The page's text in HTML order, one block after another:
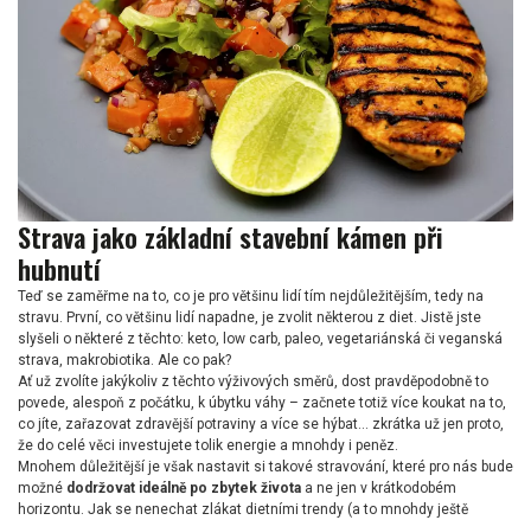
Strava jako základní stavební kámen při
hubnutí
Teď se zaměřme na to, co je pro většinu lidí tím nejdůležitějším, tedy na
stravu. První, co většinu lidí napadne, je zvolit některou z diet. Jistě jste
slyšeli o některé z těchto: keto, low carb, paleo, vegetariánská či veganská
strava, makrobiotika. Ale co pak?
Ať už zvolíte jakýkoliv z těchto výživových směrů, dost pravděpodobně to
povede, alespoň z počátku, k úbytku váhy – začnete totiž více koukat na to,
co jíte, zařazovat zdravější potraviny a více se hýbat… zkrátka už jen proto,
že do celé věci investujete tolik energie a mnohdy i peněz.
Mnohem důležitější je však nastavit si takové stravování, které pro nás bude
možné dodržovat ideálně po zbytek života a ne jen v krátkodobém
horizontu. Jak se nenechat zlákat dietními trendy (a to mnohdy ještě